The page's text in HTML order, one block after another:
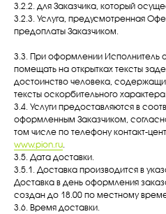
3.2.2. для Заказчика, который
3.2.3. Услуга, предусмотренная
предоплаты Заказчиком.
3.3. При оформлении Исполнитель
помещать на открытках тексты
достоинство человека,
тексты оскорбительного
3.4. Услуги предоставляются в
оформленным Заказчиком,
том числе по телефону контакт-
www.pion.ru.
3.5. Дата доставки.
3.5.1. Доставка производится в
Доставка в день оформления
создан до 18.00 по местному
3.6. Время доставки.